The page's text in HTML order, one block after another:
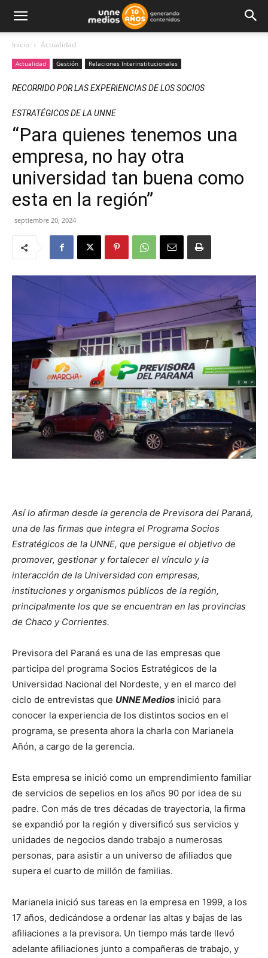
Inicio Actualidad
Actualidad Gestión Relaciones Interinstitucionales
RECORRIDO POR LAS EXPERIENCIAS DE LOS SOCIOS
ESTRATÉGICOS DE LA UNNE
“Para quienes tenemos una
empresa, no hay otra
universidad tan buena como
esta en la región”
septiembre 20, 2024
Así lo afirman desde la gerencia de Previsora del Paraná,
una de las firmas que integra el Programa Socios
Estratégicos de la UNNE, que persigue el objetivo de
promover, gestionar y fortalecer el vínculo y la
interacción de la Universidad con empresas,
instituciones y organismos públicos de la región,
principalmente los que se encuentran en las provincias
de Chaco y Corrientes.
Previsora del Paraná es una de las empresas que
participa del programa Socios Estratégicos de la
Universidad Nacional del Nordeste, y en el marco del
ciclo de entrevistas que UNNE Medios inició para
conocer la experiencia de los distintos socios en el
programa, se presenta ahora la charla con Marianela
Añón, a cargo de la gerencia.
Esta empresa se inició como un emprendimiento familiar
de servicios de sepelios en los años 90 por idea de su
padre. Con más de tres décadas de trayectoria, la firma
se expandió por la región y diversificó sus servicios y
unidades de negocios dando trabajo a numerosas
personas, para asistir a un universo de afiliados que
supera el cuarto de millón de familias.
Marianela inició sus tareas en la empresa en 1999, a los
17 años, dedicándose a ordenar las altas y bajas de las
afiliaciones a la previsora. Un tiempo más tarde llevó
adelante afiliaciones junto a compañeras de trabajo, y